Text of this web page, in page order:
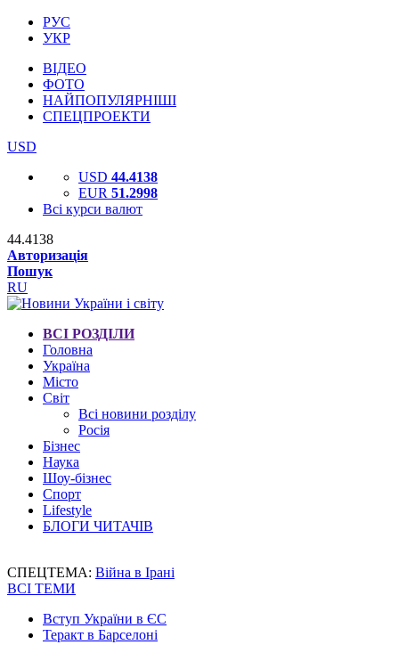
РУС
УКР
ВІДЕО
ФОТО
НАЙПОПУЛЯРНІШІ
СПЕЦПРОЕКТИ
USD
USD 44.4138
EUR 51.2998
Всі курси валют
44.4138
Авторизація
Пошук
RU
ВСІ РОЗДІЛИ
Головна
Україна
Місто
Світ
Всі новини розділу
Росія
Бізнес
Наука
Шоу-бізнес
Спорт
Lifestyle
БЛОГИ ЧИТАЧІВ
СПЕЦТЕМА: Війна в Ірані
ВСІ ТЕМИ
Вступ України в ЄС
Теракт в Барселоні